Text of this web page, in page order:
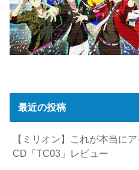
最近の投稿
【ミリオン】これが本当に
CD「TC03」レビュー